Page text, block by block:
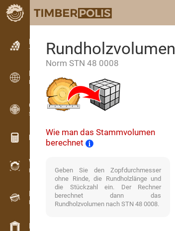
Kleinanzeigen
Textanzeigen
Kleinanzeigen
Internationale Anzeigen
OPTI-TIMB
Schnittbilder
Holz-Rechner
WoodProfi
Holzvolumen mit KI
Registriergerät
Holzbestandsaufnahme im Gelände
Bestandsmanagement
Rundholzvolumen
Norm STN 48 0008
Wie man das Stammvolumen
berechnet
Geben Sie den Zopfdurchmesser
ohne Rinde, die Rundholzlänge und
die Stückzahl ein. Der Rechner
berechnet dann das
Rundholzvolumen nach STN 48 0008.